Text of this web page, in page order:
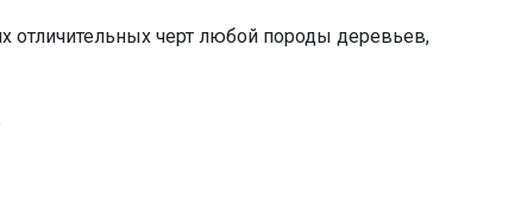
отличительных черт любой породы деревьев,